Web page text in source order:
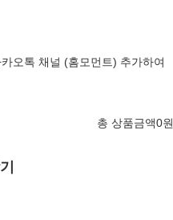
오톡 채널 (홈모먼트) 추가하여
총 상품금액0원